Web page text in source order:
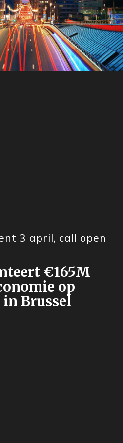
3 april, call open
€165M
op
Brussel